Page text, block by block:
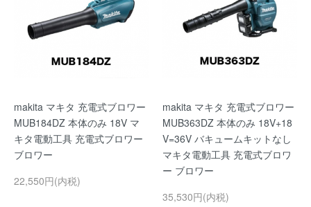
makita マキタ 充電式ブロワー
MUB184DZ 本体のみ 18V マ
キタ電動工具 充電式ブロワー
ブロワー
22,550円(内税)
makita マキタ 充電式ブロワー
MUB363DZ 本体のみ 18V+18
V=36V バキュームキットなし
マキタ電動工具 充電式ブロワ
ー ブロワー
35,530円(内税)